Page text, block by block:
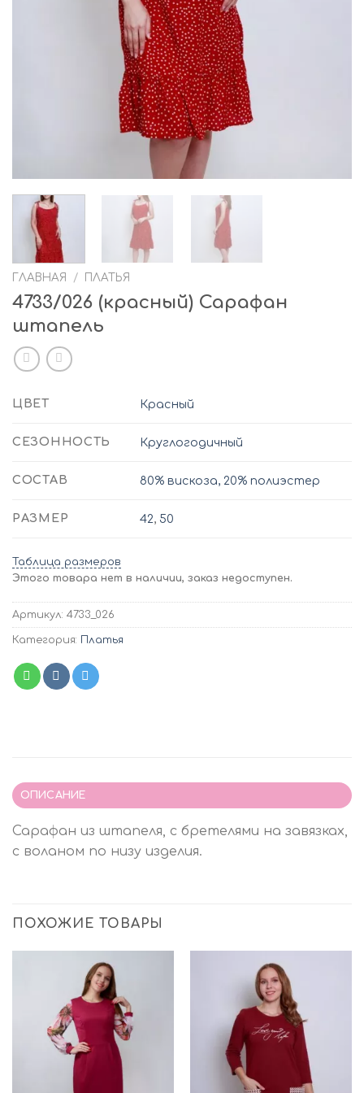
ГЛАВНАЯ / ПЛАТЬЯ
4733/026 (красный) Сарафан
штапель
ЦВЕТ Красный
СЕЗОННОСТЬ Круглогодичный
СОСТАВ 80% вискоза, 20% полиэстер
РАЗМЕР 42, 50
Таблица размеров
Этого товара нет в наличии, заказ недоступен.
Артикул: 4733_026
Категория: Платья
ОПИСАНИЕ
Сарафан из штапеля, с бретелями на завязках,
с воланом по низу изделия.
ПОХОЖИЕ ТОВАРЫ